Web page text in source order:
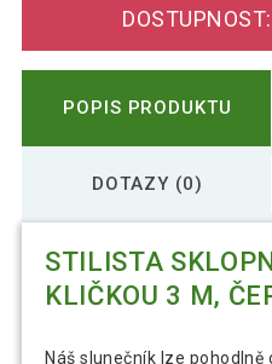
POPIS PRODUKTU
DOTAZY (0)
STILISTA
KLIČKOU 3 M,
Náš slunečník lze